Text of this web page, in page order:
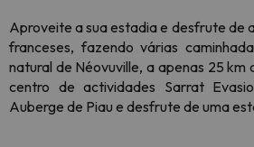
Aproveite a sua estadia e desfrute de
franceses, fazendo várias
natural de Néovuville, a apenas 25 km
centro de actividades Sarrat
Auberge de Piau e desfrute de uma